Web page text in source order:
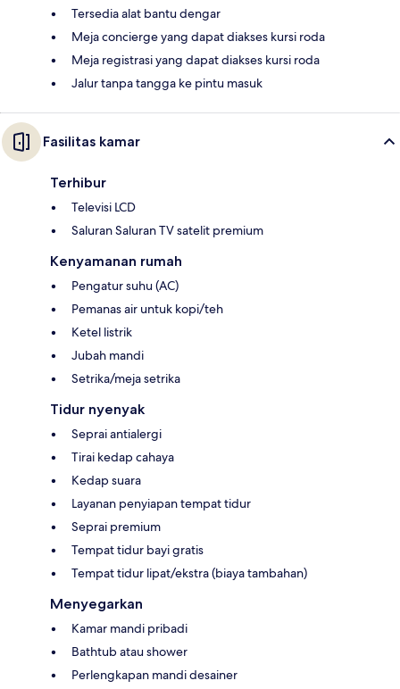
Tersedia alat bantu dengar
Meja concierge yang dapat diakses kursi roda
Meja registrasi yang dapat diakses kursi roda
Jalur tanpa tangga ke pintu masuk
Fasilitas kamar
Terhibur
Televisi LCD
Saluran Saluran TV satelit premium
Kenyamanan rumah
Pengatur suhu (AC)
Pemanas air untuk kopi/teh
Ketel listrik
Jubah mandi
Setrika/meja setrika
Tidur nyenyak
Seprai antialergi
Tirai kedap cahaya
Kedap suara
Layanan penyiapan tempat tidur
Seprai premium
Tempat tidur bayi gratis
Tempat tidur lipat/ekstra (biaya tambahan)
Menyegarkan
Kamar mandi pribadi
Bathtub atau shower
Perlengkapan mandi desainer